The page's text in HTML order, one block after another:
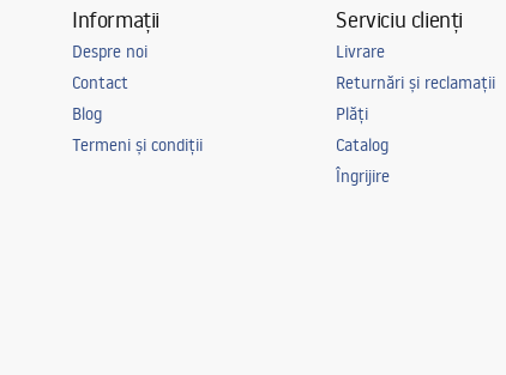
Informații
Despre noi
Contact
Blog
Termeni și condiții
Serviciu clienți
Livrare
Returnări și reclamații
Plăți
Catalog
Îngrijire